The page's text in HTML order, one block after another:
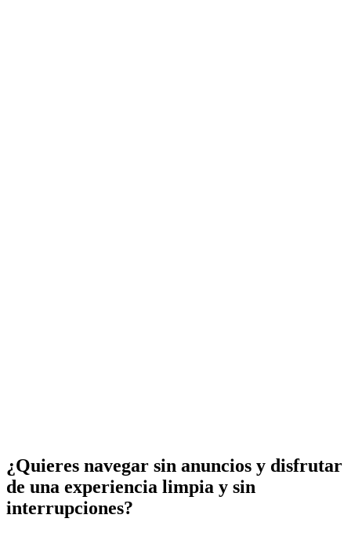
¿Quieres navegar sin anuncios y disfrutar
de una experiencia limpia y sin
interrupciones?